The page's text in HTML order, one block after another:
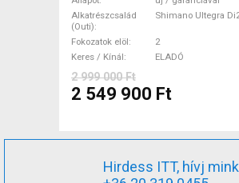
Ultegra Di2 tárcsafék új
garanciával ELADÓ
Alkatrészcsalád
(Outi)
Shimano Ultegra
Fokozatok elöl
2
Keres / Kínál
ELADÓ
2 999 000 Ft
2 549 900 Ft
Hirdess ITT, hívj